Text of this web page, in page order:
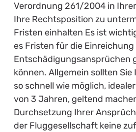
Verordnung 261/2004 in
Ihre Rechtsposition zu
Fristen einhalten Es ist
es Fristen für die Einreichung
Entschädigungsansprüchen
können. Allgemein sollten
so schnell wie möglich,
von 3 Jahren, geltend
Durchsetzung Ihrer
der Fluggesellschaft keine